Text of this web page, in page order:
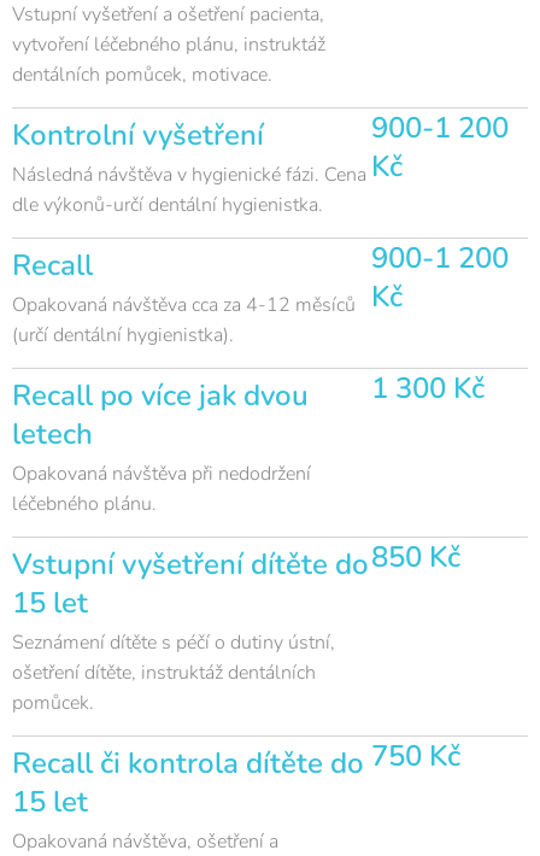
Vstupní vyšetření a ošetření pacienta,
vytvoření léčebného plánu, instruktáž
dentálních pomůcek, motivace.
Kontrolní vyšetření
Následná návštěva v hygienické fázi. Cena
dle výkonů-určí dentální hygienistka.
900-1 200
Kč
Recall
Opakovaná návštěva cca za 4-12 měsíců
(určí dentální hygienistka).
900-1 200
Kč
Recall po více jak dvou
letech
Opakovaná návštěva při nedodržení
léčebného plánu.
1 300 Kč
Vstupní vyšetření dítěte do
15 let
Seznámení dítěte s péčí o dutiny ústní,
ošetření dítěte, instruktáž dentálních
pomůcek.
850 Kč
Recall či kontrola dítěte do
15 let
Opakovaná návštěva, ošetření a
750 Kč